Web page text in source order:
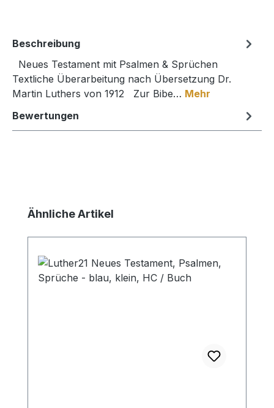
Beschreibung
Neues Testament mit Psalmen & Sprüchen
Textliche Überarbeitung nach Übersetzung Dr.
Martin Luthers von 1912 Zur Bibe… Mehr
Bewertungen
Produktgalerie überspringen
Ähnliche Artikel